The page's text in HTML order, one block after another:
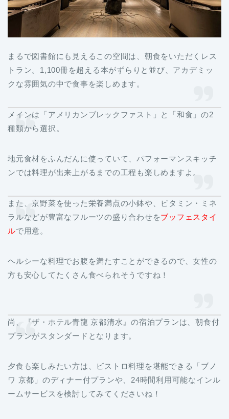
まるで図書館にも見えるこの空間は、朝食をいただくレス
トラン。1,100冊を超える本がずらりと並び、アカデミッ
クな雰囲気の中で食事を楽しめます。
メインは「アメリカンブレックファスト」と「和食」の2
種類から選択。
地元食材をふんだんに使っていて、パフォーマンスキッチ
ンでは料理が出来上がるまでの工程も楽しめますよ。
また、京野菜を使った栄養満点の小鉢や、ビタミン・ミネ
ラルなどが豊富なフルーツの盛り合わせをブッフェスタイ
ルで用意。
ヘルシーな料理でお腹を満たすことができるので、女性の
方も安心してたくさん食べられそうですね！
尚、『ザ・ホテル青龍 京都清水』の宿泊プランは、朝食付
プランがスタンダードとなります。
夕食も楽しみたい方は、ビストロ料理を堪能できる「ブノ
ワ 京都」のディナー付プランや、24時間利用可能なインル
ームサービスを検討してみてくださいね！